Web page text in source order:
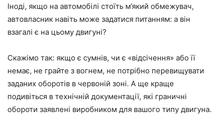
Іноді, якщо на автомобілі стоїть м’який обмежувач,
автовласник навіть може задатися питанням: а він
взагалі є на цьому двигуні?
Скажімо так: якщо є сумнів, чи є «відсічення» або її
немає, не грайте з вогнем, не потрібно перевищувати
заданих оборотів в червоній зоні. А ще краще
подивіться в технічній документації, які граничні
обороти заявлені виробником для вашого типу двигуна.